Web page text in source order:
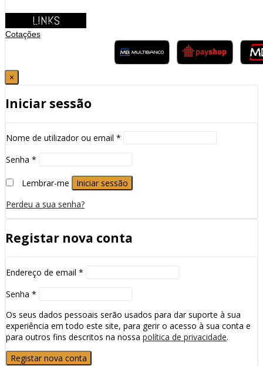
LINKS
Contrastarias
Cotações
×
Iniciar sessão
Nome de utilizador ou email *
Senha *
Lembrar-me
Iniciar sessão
Perdeu a sua senha?
Registar nova conta
Endereço de email *
Senha *
Os seus dados pessoais serão usados para dar suporte à sua
experiência em todo este site, para gerir o acesso à sua conta e
para outros fins descritos na nossa política de privacidade.
Registar nova conta